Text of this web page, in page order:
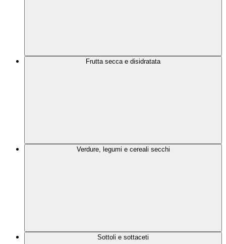
Frutta secca e disidratata
Verdure, legumi e cereali secchi
Sottoli e sottaceti